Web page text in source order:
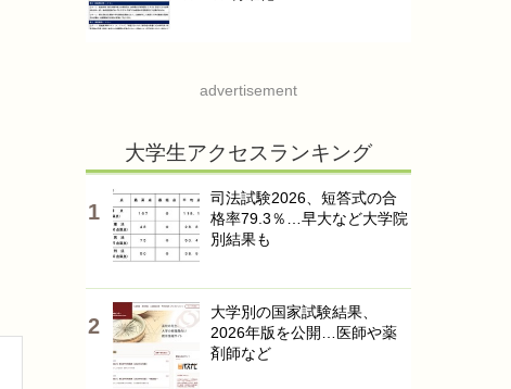
advertisement
大学生アクセスランキング
司法試験2026、短答式の合
格率79.3％…早大など大学院
別結果も
大学別の国家試験結果、
2026年版を公開…医師や薬
剤師など